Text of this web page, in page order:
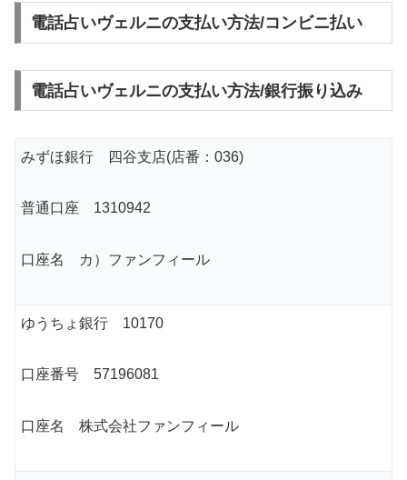
電話占いヴェルニの支払い方法/コンビニ払い
電話占いヴェルニの支払い方法/銀行振り込み
みずほ銀行 四谷支店(店番：036)
普通口座 1310942
口座名 カ）ファンフィール
ゆうちょ銀行 10170
口座番号 57196081
口座名 株式会社ファンフィール